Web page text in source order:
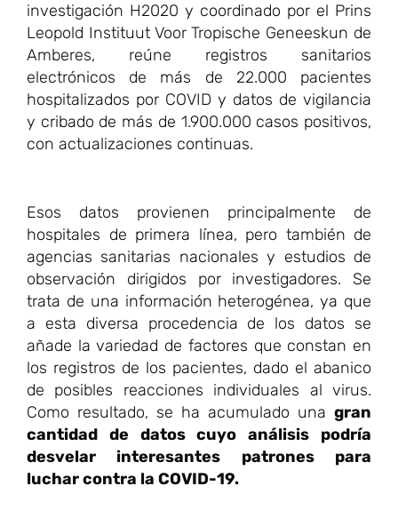
investigación H2020 y coordinado por el Prins
Leopold Instituut Voor Tropische Geneeskun de
Amberes, reúne registros sanitarios
electrónicos de más de 22.000 pacientes
hospitalizados por COVID y datos de vigilancia
y cribado de más de 1.900.000 casos positivos,
con actualizaciones continuas.
Esos datos provienen principalmente de
hospitales de primera línea, pero también de
agencias sanitarias nacionales y estudios de
observación dirigidos por investigadores. Se
trata de una información heterogénea, ya que
a esta diversa procedencia de los datos se
añade la variedad de factores que constan en
los registros de los pacientes, dado el abanico
de posibles reacciones individuales al virus.
Como resultado, se ha acumulado una gran
cantidad de datos cuyo análisis podría
desvelar interesantes patrones para
luchar contra la COVID-19.